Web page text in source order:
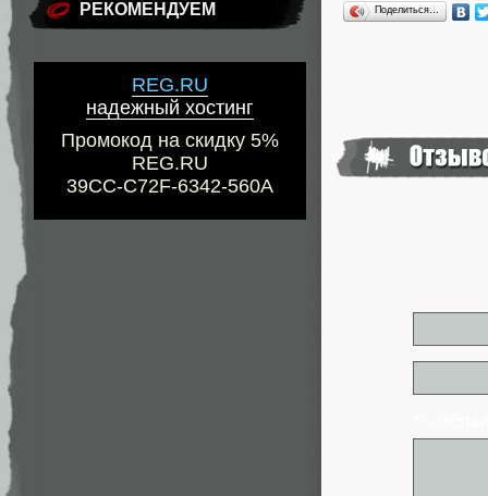
РЕКОМЕНДУЕМ
REG.RU
надежный хостинг
Промокод на скидку 5%
REG.RU
39CC-C72F-6342-560A
Поделиться…